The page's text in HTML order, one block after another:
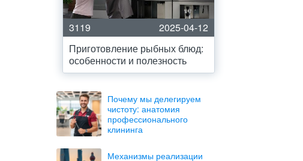
3119
2025-04-12
Приготовление рыбных блюд:
особенности и полезность
Почему мы делегируем
чистоту: анатомия
профессионального
клининга
Механизмы реализации